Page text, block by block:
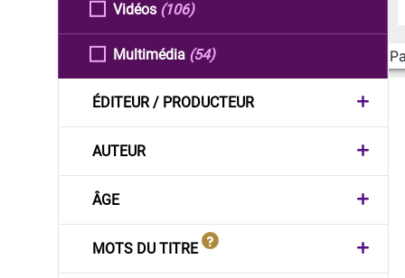
Vidéos (106)
Multimédia (54)
ÉDITEUR / PRODUCTEUR
AUTEUR
ÂGE
MOTS DU TITRE